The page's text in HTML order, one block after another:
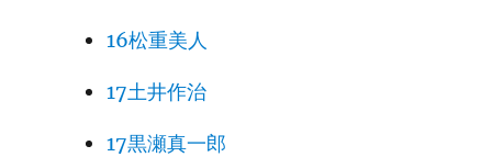
16松重美人
17土井作治
17黒瀬真一郎